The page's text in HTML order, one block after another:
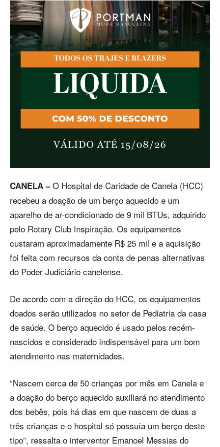
CANELA –O Hospital de Caridade de Canela (HCC)
recebeu a doação de um berço aquecido e um
aparelho de ar-condicionado de 9 mil BTUs, adquirido
pelo Rotary Club Inspiração. Os equipamentos
custaram aproximadamente R$ 25 mil e a aquisição
foi feita com recursos da conta de penas alternativas
do Poder Judiciário canelense.
De acordo com a direção do HCC, os equipamentos
doados serão utilizados no setor de Pediatria da casa
de saúde. O berço aquecido é usado pelos recém-
nascidos e considerado indispensável para um bom
atendimento nas maternidades.
“Nascem cerca de 50 crianças por mês em Canela e
a doação do berço aquecido auxiliará no atendimento
dos bebês, pois há dias em que nascem de duas a
três crianças e o hospital só possuía um berço deste
tipo”, ressalta o interventor Emanoel Messias do